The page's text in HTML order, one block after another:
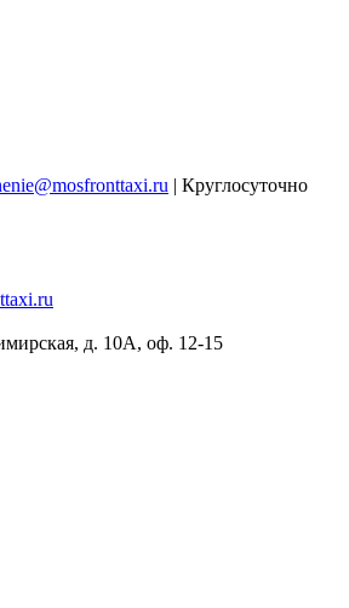
| Круглосуточно
д. 10А, оф. 12-15